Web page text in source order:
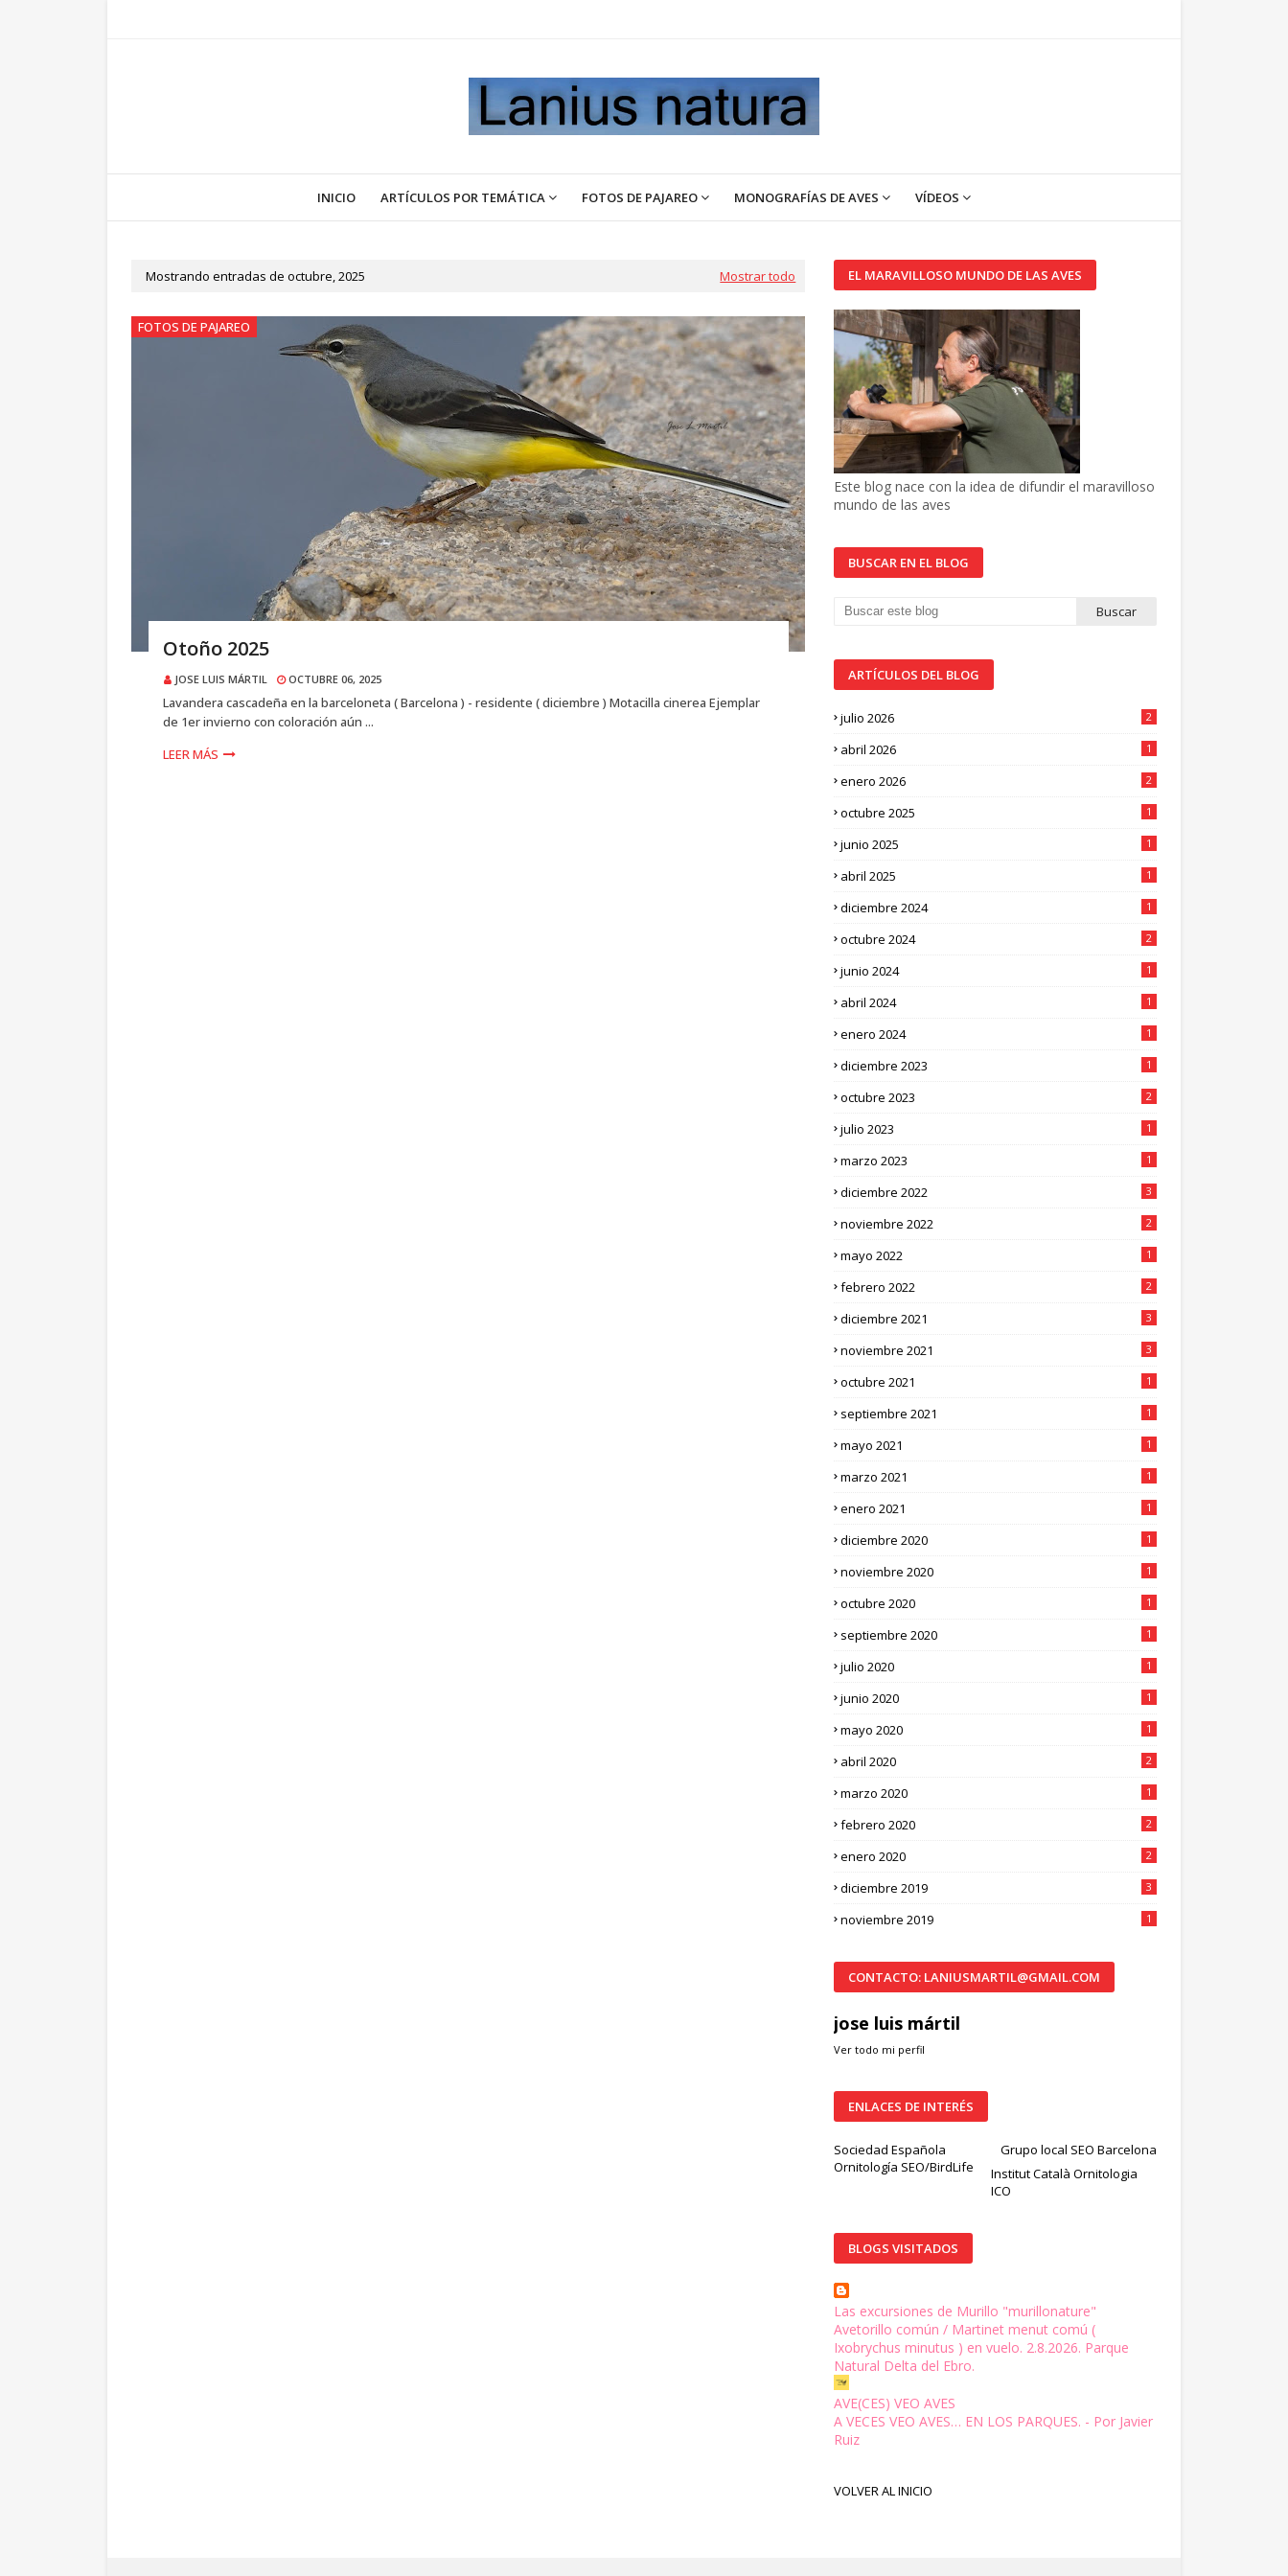
INICIO ARTÍCULOS POR TEMÁTICA FOTOS DE PAJAREO MONOGRAFÍAS DE AVES VÍDEOS
Mostrando entradas de octubre, 2025 Mostrar todo
FOTOS DE PAJAREO
Otoño 2025
JOSE LUIS MÁRTIL OCTUBRE 06, 2025
Lavandera cascadeña en la barceloneta ( Barcelona ) - residente ( diciembre ) Motacilla cinerea Ejemplar
de 1er invierno con coloración aún ...
LEER MÁS
EL MARAVILLOSO MUNDO DE LAS AVES
Este blog nace con la idea de difundir el maravilloso
mundo de las aves
BUSCAR EN EL BLOG
ARTÍCULOS DEL BLOG
julio 2026 2
abril 2026 1
enero 2026 2
octubre 2025 1
junio 2025 1
abril 2025 1
diciembre 2024 1
octubre 2024 2
junio 2024 1
abril 2024 1
enero 2024 1
diciembre 2023 1
octubre 2023 2
julio 2023 1
marzo 2023 1
diciembre 2022 3
noviembre 2022 2
mayo 2022 1
febrero 2022 2
diciembre 2021 3
noviembre 2021 3
octubre 2021 1
septiembre 2021 1
mayo 2021 1
marzo 2021 1
enero 2021 1
diciembre 2020 1
noviembre 2020 1
octubre 2020 1
septiembre 2020 1
julio 2020 1
junio 2020 1
mayo 2020 1
abril 2020 2
marzo 2020 1
febrero 2020 2
enero 2020 2
diciembre 2019 3
noviembre 2019 1
CONTACTO: LANIUSMARTIL@GMAIL.COM
jose luis mártil
Ver todo mi perfil
ENLACES DE INTERÉS
Sociedad Española
Ornitología SEO/BirdLife
Grupo local SEO Barcelona
Institut Català Ornitologia
ICO
BLOGS VISITADOS
Las excursiones de Murillo "murillonature"
Avetorillo común / Martinet menut comú (
Ixobrychus minutus ) en vuelo. 2.8.2026. Parque
Natural Delta del Ebro.
AVE(CES) VEO AVES
A VECES VEO AVES… EN LOS PARQUES. - Por Javier
Ruiz
VOLVER AL INICIO